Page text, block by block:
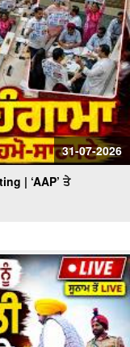
31-07-2026
| ‘AAP’ ਤੇ